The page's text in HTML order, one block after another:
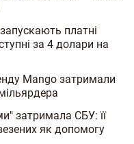
платні
за 4 долари на
Mango затримали
затримала СБУ: її
як допомогу